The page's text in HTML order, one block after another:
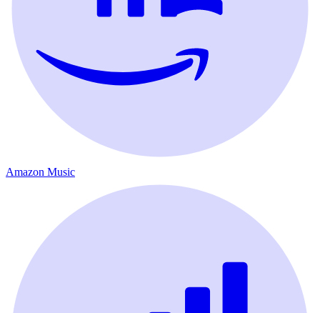
Amazon Music